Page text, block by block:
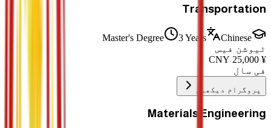
Transportation
Master's Degree 3 Years
Chinese
ٹیوشن فیس
¥
25,000
فی سال
پروگرام دیکھیں
Materials Engineering